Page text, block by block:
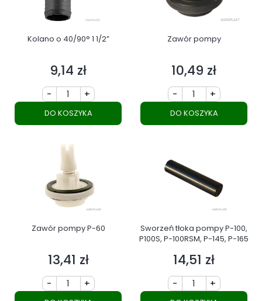
Kolano o 40/90° 1 1/2”
Cena
9,14 zł
- +
DO KOSZYKA
Zawór pompy
Cena
10,49 zł
- +
DO KOSZYKA
Zawór pompy P-60
Cena
13,41 zł
- +
Sworzeń tłoka pompy P-100,
P100S, P-100RSM, P-145, P-165
Cena
14,51 zł
- +